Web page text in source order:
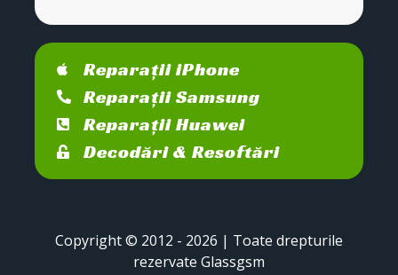
Reparații iPhone
Reparații Samsung
Reparații Huawei
Decodări & Resoftări
Copyright © 2012 - 2026 | Toate drepturile
rezervate Glassgsm